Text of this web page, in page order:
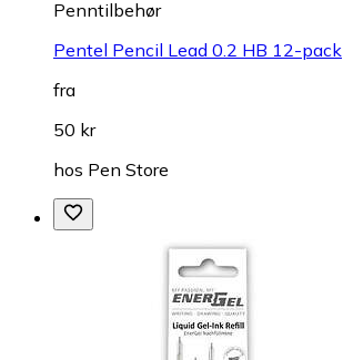
Penntilbehør
Pentel Pencil Lead 0.2 HB 12-pack
fra
50 kr
hos Pen Store